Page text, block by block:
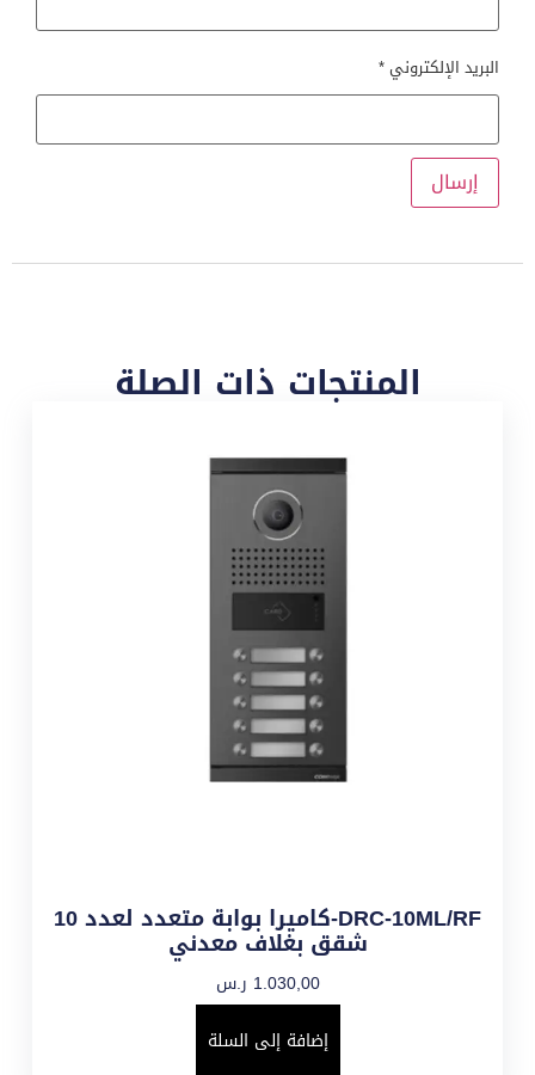
البريد الإلكتروني*
المنتجات ذات الصلة
DRC-10ML/RF-كاميرا بوابة متعدد لعدد 10
شقق بغلاف معدني
1.030,00 ر.س
إضافة إلى السلة